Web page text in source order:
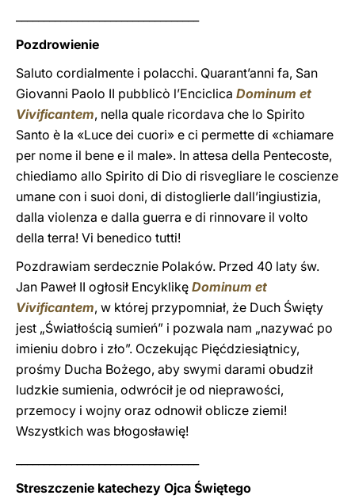
Pozdrowienie
Saluto cordialmente i polacchi. Quarant’anni fa, San
Giovanni Paolo II pubblicò l’Enciclica Dominum et
Vivificantem, nella quale ricordava che lo Spirito
Santo è la «Luce dei cuori» e ci permette di «chiamare
per nome il bene e il male». In attesa della Pentecoste,
chiediamo allo Spirito di Dio di risvegliare le coscienze
umane con i suoi doni, di distoglierle dall’ingiustizia,
dalla violenza e dalla guerra e di rinnovare il volto
della terra! Vi benedico tutti!
Pozdrawiam serdecznie Polaków. Przed 40 laty św.
Jan Paweł II ogłosił Encyklikę Dominum et
Vivificantem, w której przypomniał, że Duch Święty
jest „Światłością sumień” i pozwala nam „nazywać po
imieniu dobro i zło”. Oczekując Pięćdziesiątnicy,
prośmy Ducha Bożego, aby swymi darami obudził
ludzkie sumienia, odwrócił je od nieprawości,
przemocy i wojny oraz odnowił oblicze ziemi!
Wszystkich was błogosławię!
Streszczenie katechezy Ojca Świętego